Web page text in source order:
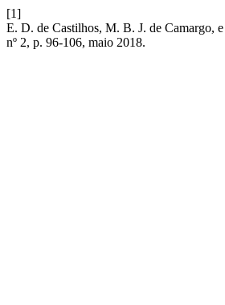
[1]
E. D. de Castilhos, M. B. J. de Camargo,
nº 2, p. 96-106, maio 2018.